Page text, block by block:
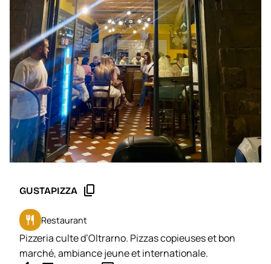
GUSTAPIZZA content_copy
restaurant Restaurant
Pizzeria culte d’Oltrarno. Pizzas copieuses et bon
marché, ambiance jeune et internationale.